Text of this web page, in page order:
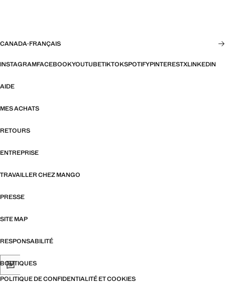
CANADA·FRANÇAIS
INSTAGRAMFACEBOOKYOUTUBETIKTOKSPOTIFYPINTERESTXLINKEDIN
AIDE
MES ACHATS
RETOURS
ENTREPRISE
TRAVAILLER CHEZ MANGO
PRESSE
SITE MAP
RESPONSABILITÉ
BOUTIQUES
POLITIQUE DE CONFIDENTIALITÉ ET COOKIES